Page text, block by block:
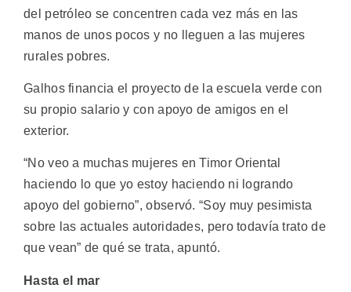
del petróleo se concentren cada vez más en las
manos de unos pocos y no lleguen a las mujeres
rurales pobres.
Galhos financia el proyecto de la escuela verde con
su propio salario y con apoyo de amigos en el
exterior.
“No veo a muchas mujeres en Timor Oriental
haciendo lo que yo estoy haciendo ni logrando
apoyo del gobierno”, observó. “Soy muy pesimista
sobre las actuales autoridades, pero todavía trato de
que vean” de qué se trata, apuntó.
Hasta el mar